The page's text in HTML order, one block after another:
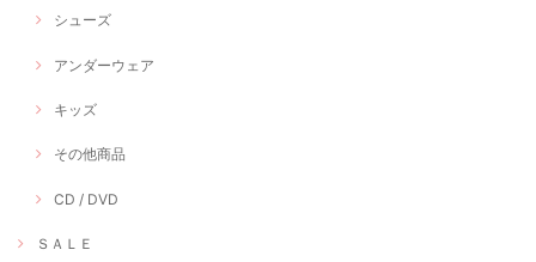
シューズ
アンダーウェア
キッズ
その他商品
CD / DVD
ＳＡＬＥ